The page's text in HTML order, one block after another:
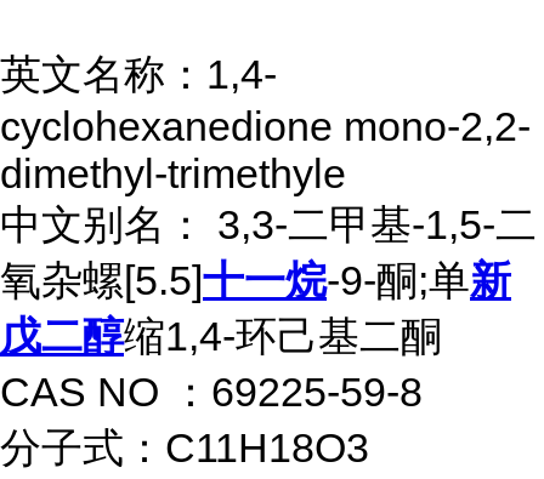
英文名称：1,4-
cyclohexanedione mono-2,2-
dimethyl-trimethyle
中文别名： 3,3-二甲基-1,5-二
氧杂螺[5.5]十一烷-9-酮;单新
戊二醇缩1,4-环己基二酮
CAS NO ：69225-59-8
分子式：C11H18O3